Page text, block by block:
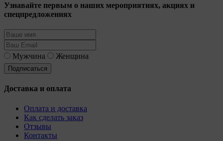
Узнавайте первым о наших мероприятиях, акциях и
спецпредложениях
Мужчина Женщина
Доставка и оплата
Оплата и доставка
Как сделать заказ
Отзывы
Контакты